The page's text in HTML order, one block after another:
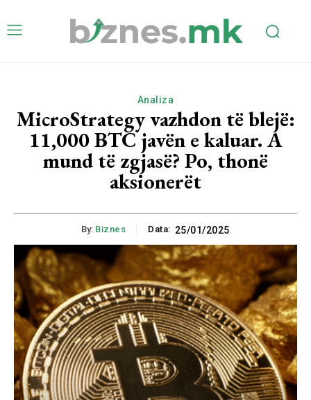
Analiza
MicroStrategy vazhdon të blejë:
11,000 BTC javën e kaluar. A
mund të zgjasë? Po, thonë
aksionerët
By: Biznes Data: 25/01/2025